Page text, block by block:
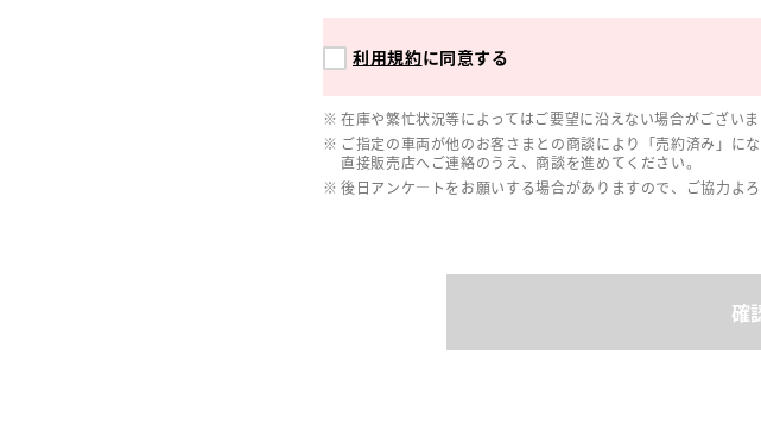
利用規約に同意する
在庫や繁忙状況等によってはご要望に沿えない場合がございま
ご指定の車両が他のお客さまとの商談により「売約済み」に
直接販売店へご連絡のうえ、商談を進めてください。
後日アンケ―トをお願いする場合がありますので、ご協力よろ
確